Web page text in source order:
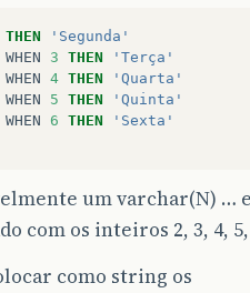
THEN
'Segunda'
WHEN
3 THEN
'Terça'
WHEN 4 THEN
'Quarta'
WHEN
5 THEN
'Quinta'
WHEN 6 THEN
'Sexta'
um varchar(N) …
com os inteiros 2, 3, 4,
como string os